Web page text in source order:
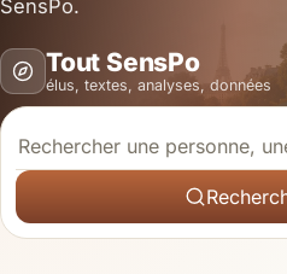
SensPo.
Tout SensPo
élus, textes, analyses, données